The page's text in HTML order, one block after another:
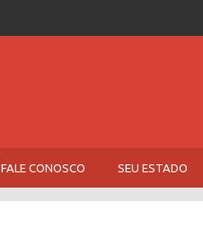
FALE CONOSCO SEU ESTADO